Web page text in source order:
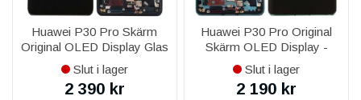
Huawei P30 Pro Skärm
Original OLED Display Glas
- Svart
Slut i lager
2 390 kr
Huawei P30 Pro Original
Skärm OLED Display -
Aurora
Slut i lager
2 190 kr